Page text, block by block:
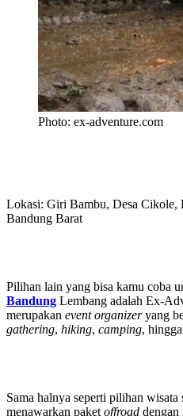
Photo: ex-adventure.com
Lokasi: Giri Bambu, Desa Cikole,
Bandung Barat
Pilihan lain yang bisa kamu coba
Bandung Lembang adalah Ex-
merupakan event organizeryang
gathering, hiking, camping, hingga
Sama halnya seperti pilihan
menawarkan paket offroad